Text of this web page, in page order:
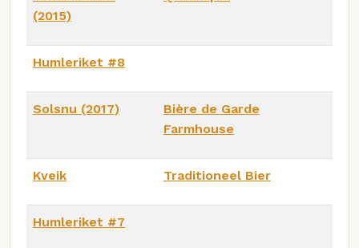
(2015)
Humleriket #8
Solsnu (2017)
Bière de Garde
Farmhouse
Kveik Traditioneel Bier
Humleriket #7